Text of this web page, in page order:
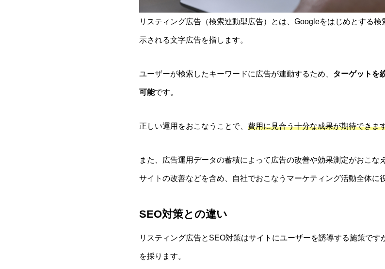
リスティング広告（検索連動型広告）とは、Googleをはじめとする
示される文字広告を指します。
ユーザーが検索したキーワードに広告が連動するため、 ターゲットを
可能です。
正しい運用をおこなうことで、 費用に見合う十分な成果が期待できま
また、広告運用データの蓄積によって広告の改善や効果測定がおこな
サイトの改善などを含め、自社でおこなうマーケティング活動全体に
SEO対策との違い
リスティング広告とSEO対策はサイトにユーザーを誘導する施策で
を採ります。